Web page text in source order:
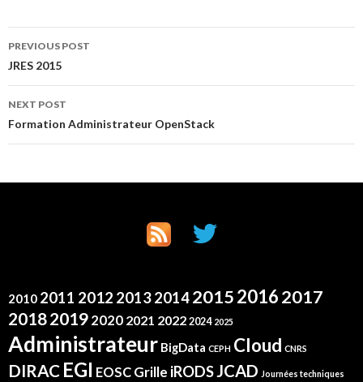
Post
navigation
PREVIOUS POST
JRES 2015
NEXT POST
Formation Administrateur OpenStack
2010 2011 2012 20132014201520162017
20182019 2020 2021 2022 2024 2025
Administrateur BigData CEPH Cloud CNRS
DIRAC EGI EOSC Grille iRODSJCAD Journées techniques